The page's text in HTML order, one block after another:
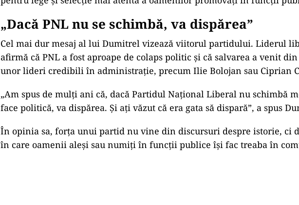
„Dacă PNL nu se schimbă, va dispărea”
Cel mai dur mesaj al lui Dumitrel vizează viitorul partidului. Liderul
afirmă că PNL a fost aproape de colaps politic și că salvarea a venit
unor lideri credibili în administrație, precum Ilie Bolojan sau Ciprian
„Am spus de mulți ani că, dacă Partidul Național Liberal nu schimbă
face politică, va dispărea. Și ați văzut că era gata să dispară”, a spus
În opinia sa, forța unui partid nu vine din discursuri despre istorie, ci
în care oamenii aleși sau numiți în funcții publice își fac treaba în